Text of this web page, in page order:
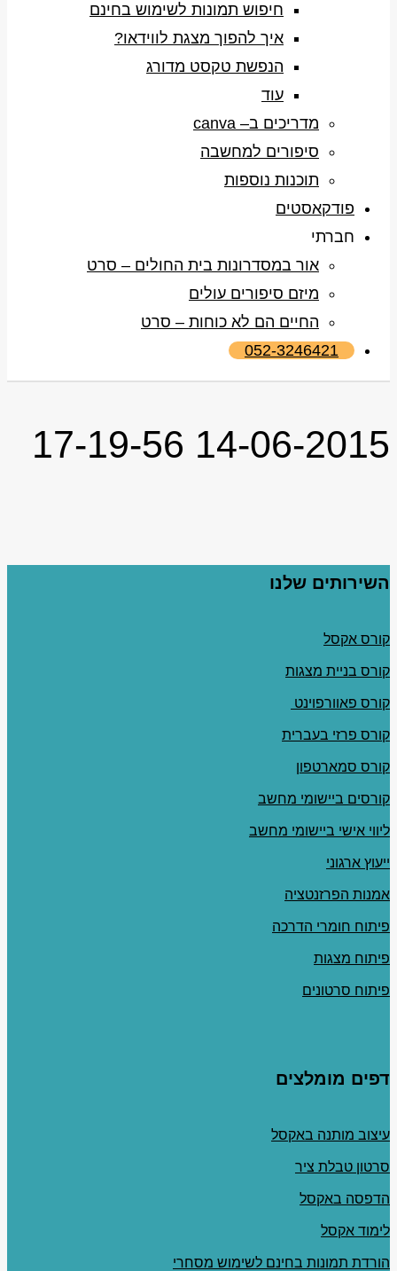
חיפוש תמונות לשימוש בחינם
איך להפוך מצגת לווידאו?
הנפשת טקסט מדורג
עוד
מדריכים ב– canva
סיפורים למחשבה
תוכנות נוספות
פודקאסטים
חברתי
אור במסדרונות בית החולים – סרט
מיזם סיפורים עולים
החיים הם לא כוחות – סרט
052-3246421
14-06-2015 17-19-56
השירותים שלנו
קורס אקסל
קורס בניית מצגות
קורס פאוורפוינט
קורס פרזי בעברית
קורס סמארטפון
קורסים ביישומי מחשב
ליווי אישי ביישומי מחשב
ייעוץ ארגוני
אמנות הפרזנטציה
פיתוח חומרי הדרכה
פיתוח מצגות
פיתוח סרטונים
דפים מומלצים
עיצוב מותנה באקסל
סרטון טבלת ציר
הדפסה באקסל
לימוד אקסל
הורדת תמונות בחינם לשימוש מסחרי